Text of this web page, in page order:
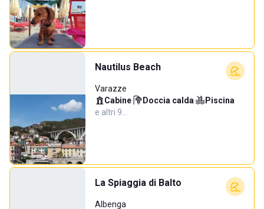
Nautilus Beach
Varazze
Cabine· Doccia calda· Piscina·
e altri 9…
La Spiaggia di Balto
Albenga